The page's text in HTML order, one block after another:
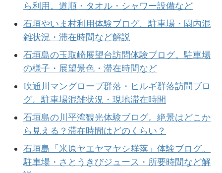
ら利用。道順・タオル・シャワー設備など
石垣やいま村利用体験ブログ。駐車場・園内混
雑状況・滞在時間など解説
石垣島の玉取崎展望台訪問体験ブログ。駐車場
の様子・展望景色・滞在時間など
吹通川マングローブ群落・ヒルギ群落訪問ブロ
グ。駐車場混雑状況・現地滞在時間
石垣島の川平湾観光体験ブログ。絶景はどこか
ら見える？滞在時間はどのくらい？
石垣島「米原ヤエヤマヤシ群落」体験ブログ。
駐車場・さとうきびジュース・所要時間など解